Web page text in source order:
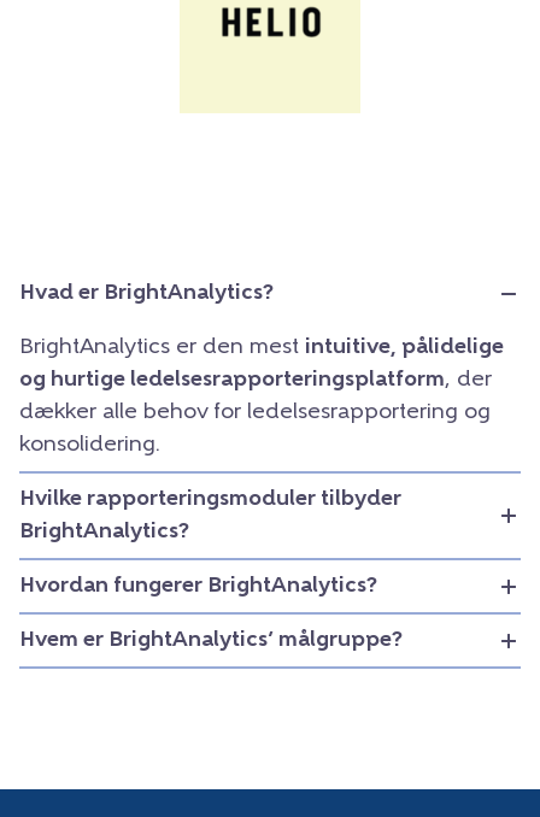
Hvad er BrightAnalytics?
BrightAnalytics er den mest intuitive, pålidelige
og hurtige ledelsesrapporteringsplatform, der
dækker alle behov for ledelsesrapportering og
konsolidering.
Hvilke rapporteringsmoduler tilbyder
BrightAnalytics?
Hvordan fungerer BrightAnalytics?
Hvem er BrightAnalytics’ målgruppe?